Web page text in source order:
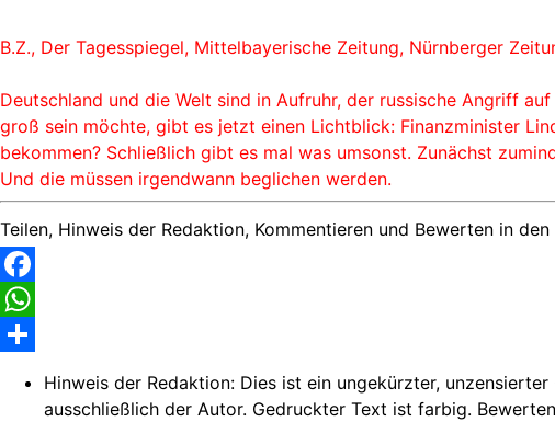
B.Z., Der Tagesspiegel, Mittelbayerische Zeitung, Nürnberger
Deutschland und die Welt sind in Aufruhr, der russische Angriff
groß sein möchte, gibt es jetzt einen Lichtblick: Finanzminister
bekommen? Schließlich gibt es mal was umsonst. Zunächst
Und die müssen irgendwann beglichen werden.
Teilen, Hinweis der Redaktion, Kommentieren und Bewerten in
Facebook
WhatsApp
Hinweis der Redaktion: Dies ist ein ungekürzter,
ausschließlich der Autor. Gedruckter Text ist farbig.